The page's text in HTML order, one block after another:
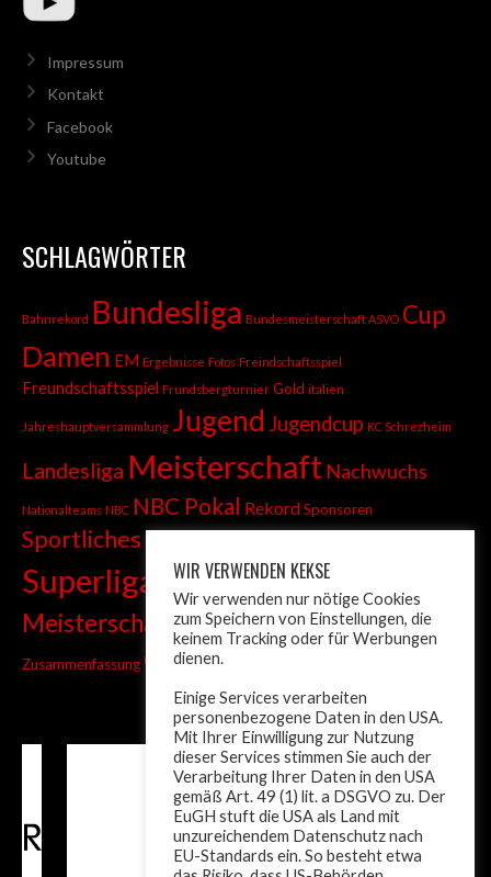
Impressum
Kontakt
Facebook
Youtube
SCHLAGWÖRTER
Bahnrekord Bundesliga Bundesmeisterschaft ASVÖ Cup
Damen EM Ergebnisse Fotos Freindschaftsspiel
Freundschaftsspiel Frundsbergturnier Gold italien
Jahreshauptversammlung Jugend Jugendcup KC Schrezheim
Landesliga Meisterschaft Nachwuchs
Nationalteams NBC NBC Pokal RekordSponsoren
SportlichesSprint
Superliga TandemTiroler Liga
Meisterschaft Trainer Turnier Weltcup wm
Zusammenfassung ÖM Österreich
WIR VERWENDEN KEKSE
Wir verwenden nur nötige Cookies
zum Speichern von Einstellungen, die
keinem Tracking oder für Werbungen
dienen.
Einige Services verarbeiten
personenbezogene Daten in den USA.
Mit Ihrer Einwilligung zur Nutzung
dieser Services stimmen Sie auch der
Verarbeitung Ihrer Daten in den USA
gemäß Art. 49 (1) lit. a DSGVO zu. Der
EuGH stuft die USA als Land mit
unzureichendem Datenschutz nach
EU-Standards ein. So besteht etwa